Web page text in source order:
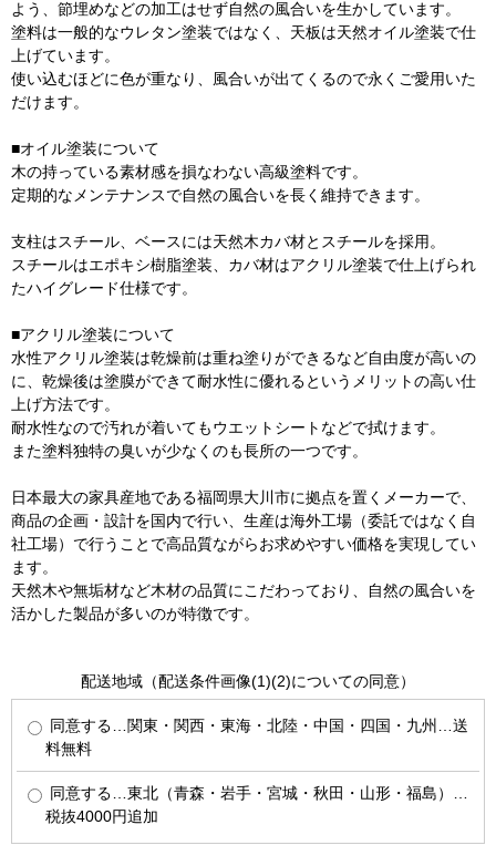
よう、節埋めなどの加工はせず自然の風合いを生かしています。
塗料は一般的なウレタン塗装ではなく、天板は天然オイル塗装で仕
上げています。
使い込むほどに色が重なり、風合いが出てくるので永くご愛用いた
だけます。
■オイル塗装について
木の持っている素材感を損なわない高級塗料です。
定期的なメンテナンスで自然の風合いを長く維持できます。
支柱はスチール、ベースには天然木カバ材とスチールを採用。
スチールはエポキシ樹脂塗装、カバ材はアクリル塗装で仕上げられ
たハイグレード仕様です。
■アクリル塗装について
水性アクリル塗装は乾燥前は重ね塗りができるなど自由度が高いの
に、乾燥後は塗膜ができて耐水性に優れるというメリットの高い仕
上げ方法です。
耐水性なので汚れが着いてもウエットシートなどで拭けます。
また塗料独特の臭いが少なくのも長所の一つです。
日本最大の家具産地である福岡県大川市に拠点を置くメーカーで、
商品の企画・設計を国内で行い、生産は海外工場（委託ではなく自
社工場）で行うことで高品質ながらお求めやすい価格を実現してい
ます。
天然木や無垢材など木材の品質にこだわっており、自然の風合いを
活かした製品が多いのが特徴です。
配送地域（配送条件画像(1)(2)についての同意）
同意する…関東・関西・東海・北陸・中国・四国・九州…送
料無料
同意する…東北（青森・岩手・宮城・秋田・山形・福島）…
税抜4000円追加